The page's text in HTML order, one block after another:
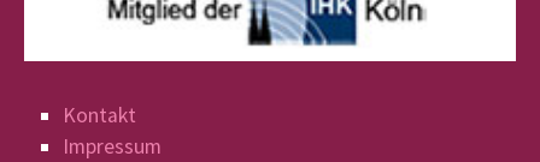
Kontakt
Impressum